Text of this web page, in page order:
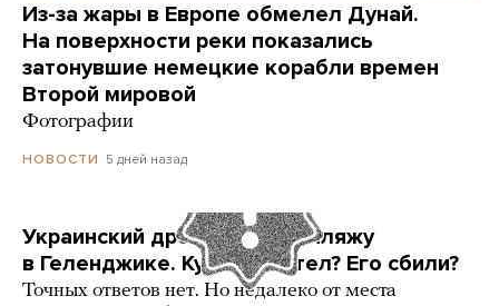
Из-за жары в Европе обмелел Дунай.
На поверхности реки показались
затонувшие немецкие корабли времен
Второй мировой
Фотографии
НОВОСТИ 5 дней назад
Украинский дрон попал по пляжу
в Геленджике. Куда он летел? Его сбили?
Точных ответов нет. Но недалеко от места